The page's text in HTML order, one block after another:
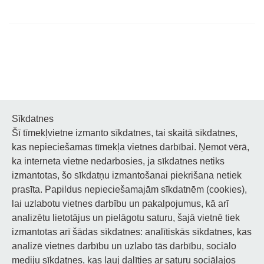
Noderīgi
Privātuma politika
Sīkdatņu privātuma politika
Piekļūstamība
Sīkdatnes
Šī tīmekļvietne izmanto sīkdatnes, tai skaitā sīkdatnes,
kas nepieciešamas tīmekļa vietnes darbībai. Ņemot vērā,
ka interneta vietne nedarbosies, ja sīkdatnes netiks
izmantotas, šo sīkdatņu izmantošanai piekrišana netiek
prasīta. Papildus nepieciešamajām sīkdatnēm (cookies),
lai uzlabotu vietnes darbību un pakalpojumus, kā arī
analizētu lietotājus un pielāgotu saturu, šajā vietnē tiek
izmantotas arī šādas sīkdatnes: analītiskās sīkdatnes, kas
analizē vietnes darbību un uzlabo tās darbību, sociālo
mediju sīkdatnes, kas ļauj dalīties ar saturu sociālajos